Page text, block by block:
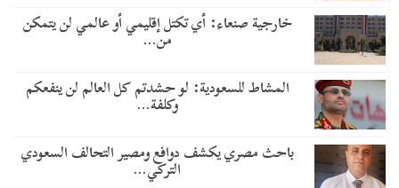
خارجية صنعاء: أي تكتل إقليمي أو عالمي لن يتمكن
من…
المشاط للسعودية: لو حشدتم كل العالم لن ينفعكم
وكلفة…
باحث مصري يكشف دوافع ومصير التحالف السعودي
التركي…